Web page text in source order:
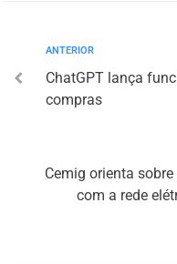
ANTERIOR
ChatGPT lança
compras
Cemig orienta
com a rede